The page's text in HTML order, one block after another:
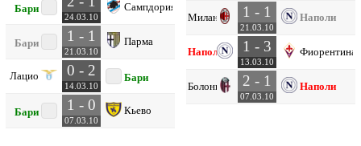
Бари
24.03.10
Сампдория
Бари 1 - 1
21.03.10
Парма
Лацио 0 - 2
14.03.10
Бари
Бари 1 - 0
07.03.10
Кьево
Милан 1 - 1
21.03.10
Наполи
Наполи 1 - 3
13.03.10
Фиорентина
Болонья 2 - 1
07.03.10
Наполи